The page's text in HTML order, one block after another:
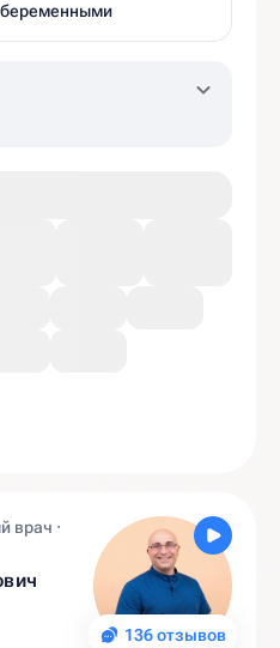
беременными
136 отзывов
врач ·